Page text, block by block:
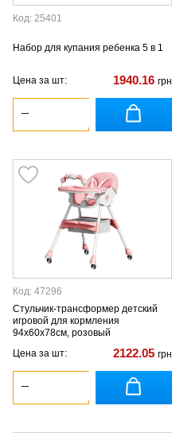
Код: 25401
Набор для купания ребенка 5 в 1
Цена за шт: 1940.16 грн
Код: 47296
Стульчик-трансформер детский
игровой для кормления
94x60x78см, розовый
Цена за шт:
2122.05 грн